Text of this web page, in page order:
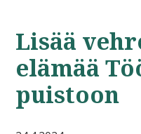
Lisää
elämää
puistoon